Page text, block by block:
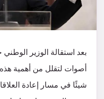
بعد استقالة الوزير
أصوات لتقلل من أهمية هذه
شيئًا في مسار إعادة